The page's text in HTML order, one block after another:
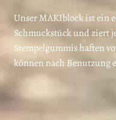
Unser MAKIblock ist ein
Schmuckstück und ziert
Stempelgummis haften
können nach Benutzung